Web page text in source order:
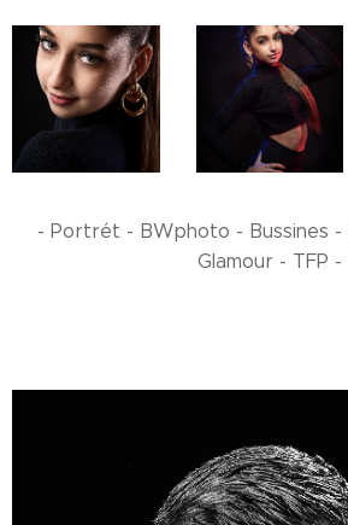
- Portrét - BWphoto - Bussines
Glamour - TFP -